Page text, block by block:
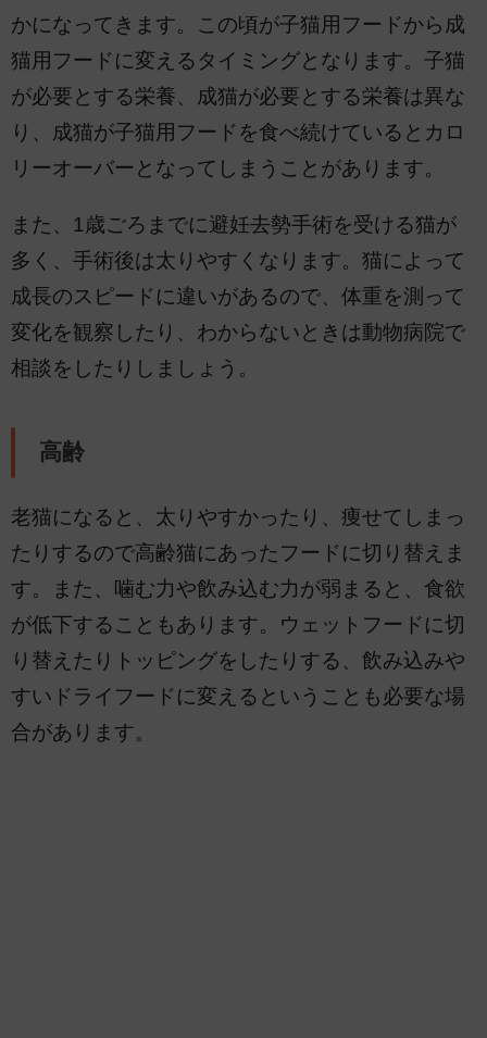
かになってきます。この頃が子猫用フードから成
猫用フードに変えるタイミングとなります。子猫
が必要とする栄養、成猫が必要とする栄養は異な
り、成猫が子猫用フードを食べ続けているとカロ
リーオーバーとなってしまうことがあります。
また、1歳ごろまでに避妊去勢手術を受ける猫が
多く、手術後は太りやすくなります。猫によって
成長のスピードに違いがあるので、体重を測って
変化を観察したり、わからないときは動物病院で
相談をしたりしましょう。
高齢
老猫になると、太りやすかったり、痩せてしまっ
たりするので高齢猫にあったフードに切り替えま
す。また、噛む力や飲み込む力が弱まると、食欲
が低下することもあります。ウェットフードに切
り替えたりトッピングをしたりする、飲み込みや
すいドライフードに変えるということも必要な場
合があります。